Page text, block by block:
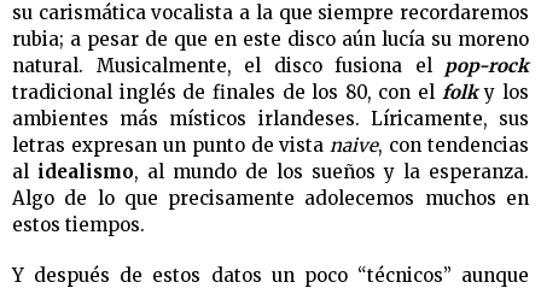
su carismática vocalista a la que siempre recordaremos
rubia; a pesar de que en este disco aún lucía su moreno
natural. Musicalmente, el disco fusiona el pop-rock
tradicional inglés de finales de los 80, con el folky los
ambientes más místicos irlandeses. Líricamente, sus
letras expresan un punto de vistanaive, con tendencias
al idealismo, al mundo de los sueños y la esperanza.
Algo de lo que precisamente adolecemos muchos en
estos tiempos.
Y después de estos datos un poco “técnicos” aunque